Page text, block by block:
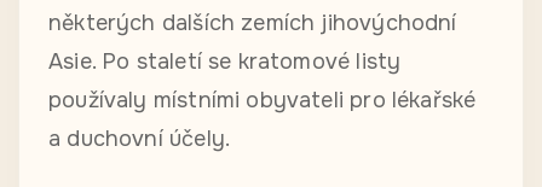
některých dalších zemích jihovýchodní
Asie. Po staletí se kratomové listy
používaly místními obyvateli pro lékařské
a duchovní účely.